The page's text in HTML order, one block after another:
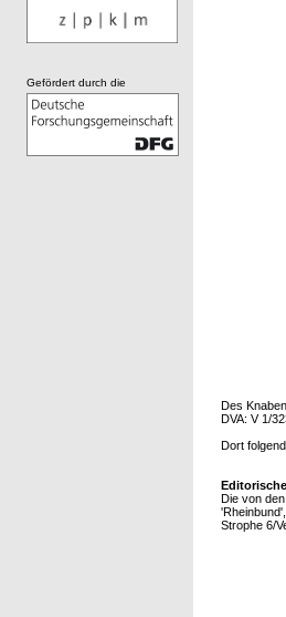
Des
DVA: V 1/
Dort
Die von
Strophe 6/
Gefördert durch die